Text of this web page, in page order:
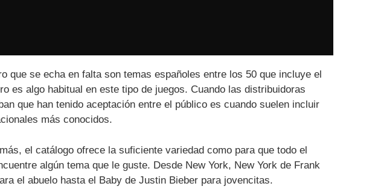
que se echa en falta son temas españoles entre los 50 que incluye el
es algo habitual en este tipo de juegos. Cuando las distribuidoras
que han tenido aceptación entre el público es cuando suelen incluir
más conocidos.
el catálogo ofrece la suficiente variedad como para que todo el
algún tema que le guste. Desde New York, New York de Frank
el abuelo hasta el Baby de Justin Bieber para jovencitas.